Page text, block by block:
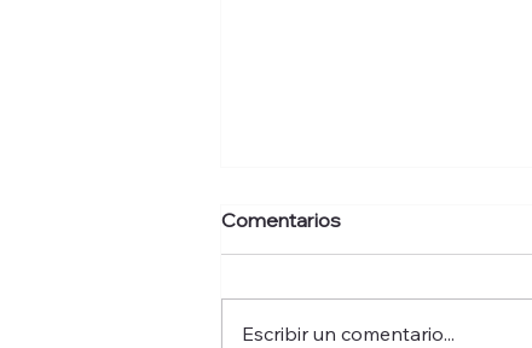
Comentarios
Escribir un comentario...